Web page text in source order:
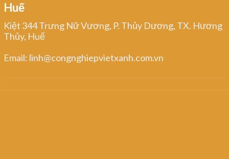
Huế
Kiệt 344 Trưng Nữ Vương, P. Thủy Dương, TX. Hương
Thủy, Huế
Email: linh@congnghiepvietxanh.com.vn